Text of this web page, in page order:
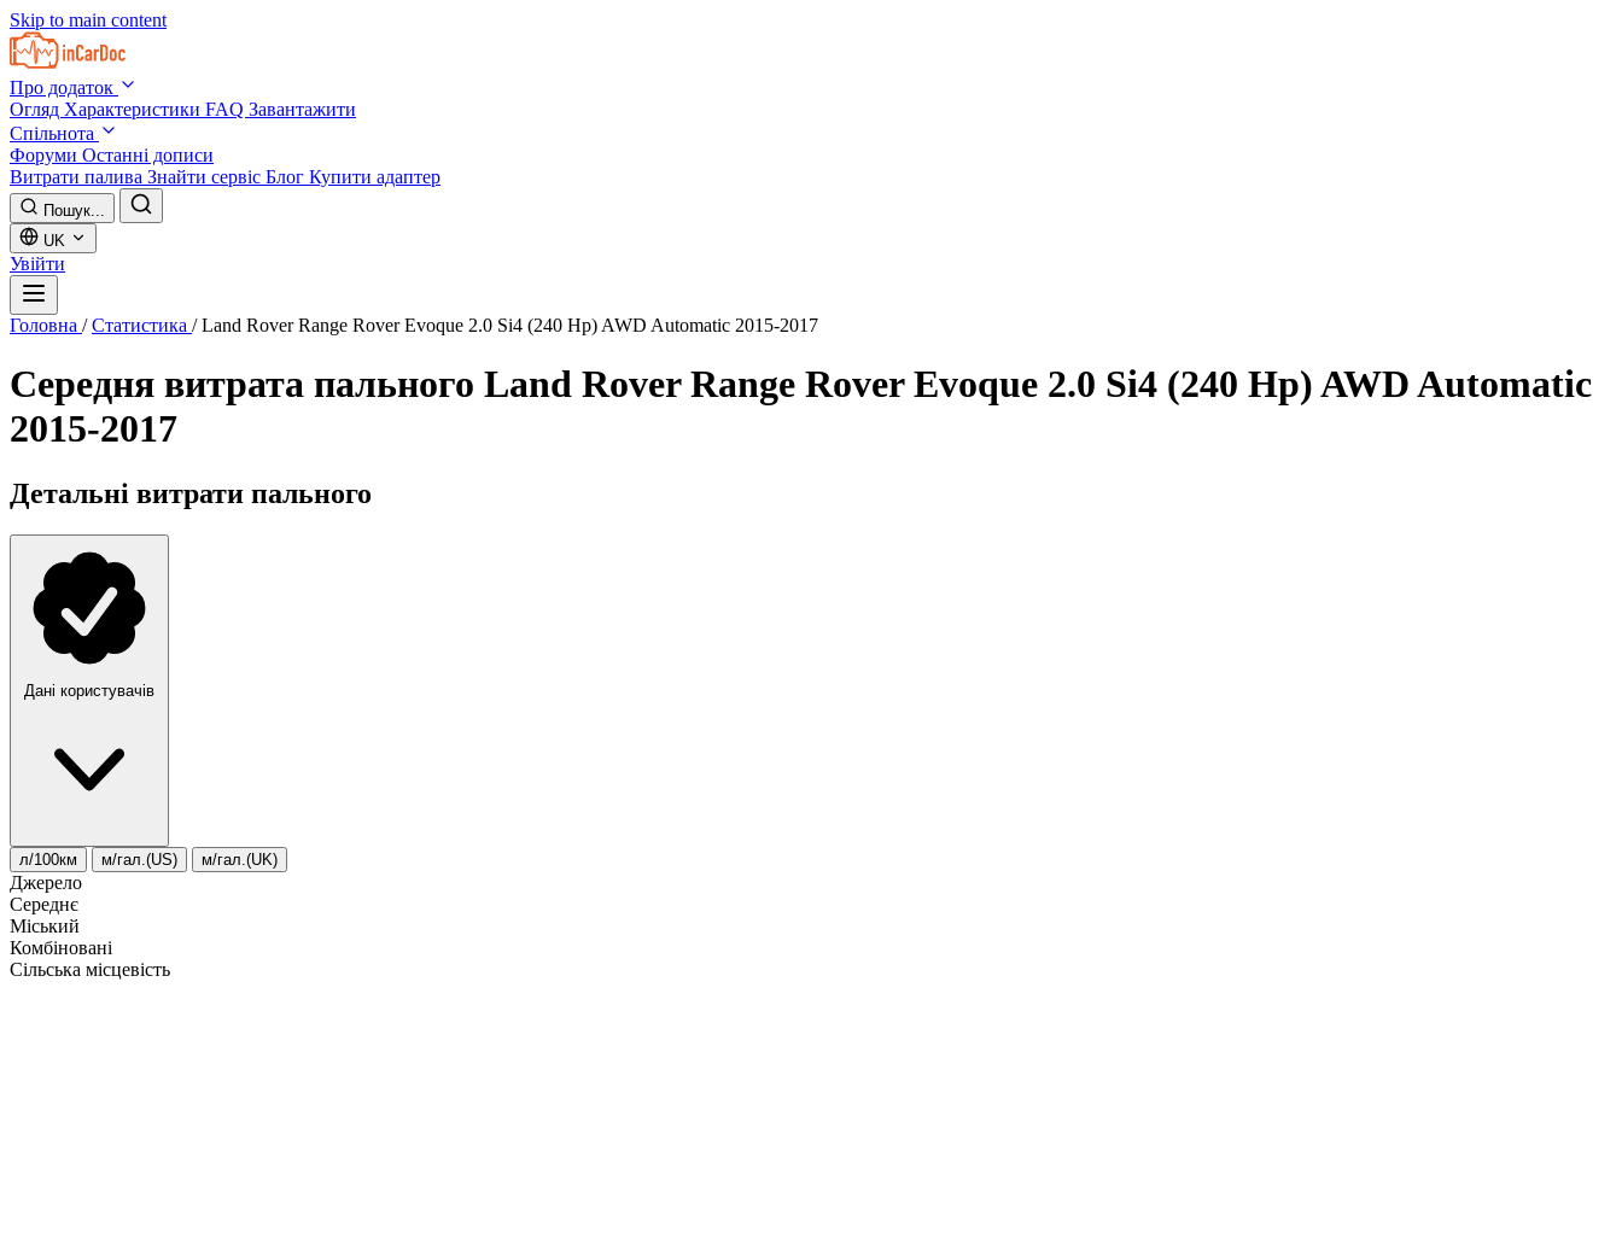
Skip to main content
Про додаток
Огляд Характеристики FAQ Завантажити
Спільнота
Форуми Останні дописи
Витрати палива Знайти сервіс Блог Купити адаптер
Пошук...
UK
Увійти
Головна / Статистика / Land Rover Range Rover Evoque 2.0 Si4 (240 Hp) AWD Automatic 2015-2017
Середня витрата пального Land Rover Range Rover Evoque 2.0 Si4 (240 Hp) AWD Automatic
2015-2017
Детальні витрати пального
Дані користувачів
л/100км м/гал.(US) м/гал.(UK)
Джерело
Середнє
Міський
Комбіновані
Сільська місцевість